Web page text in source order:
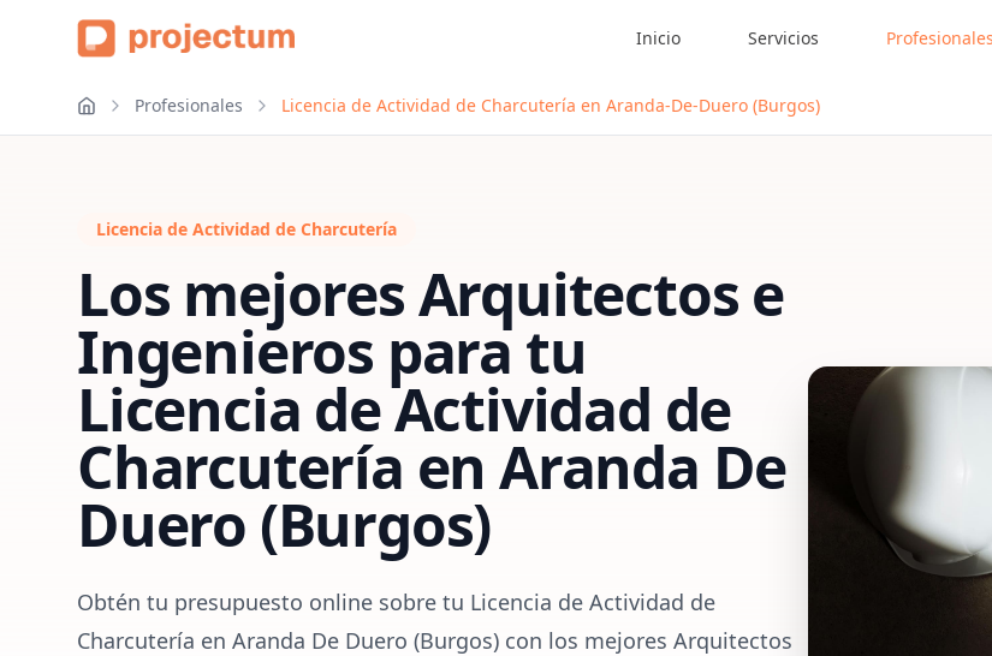
Inicio Servicios Profesionales
Profesionales Licencia de Actividad de Charcutería en Aranda-De-Duero (Burgos)
Licencia de Actividad de Charcutería
Los mejores Arquitectos e
Ingenieros para tu
Licencia de Actividad de
Charcutería enAranda De
Duero (Burgos)
Obtén tu presupuesto online sobre tu Licencia de Actividad de
Charcutería en Aranda De Duero (Burgos) con los mejores Arquitectos